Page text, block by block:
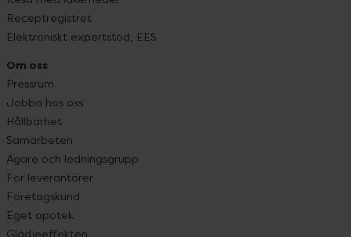
Receptregistret
Elektroniskt expertstöd, EES
Om oss
Pressrum
Jobba hos oss
Hållbarhet
Samarbeten
Ägare och ledningsgrupp
För leverantörer
Företagskund
Eget apotek
Glädjeeffekten